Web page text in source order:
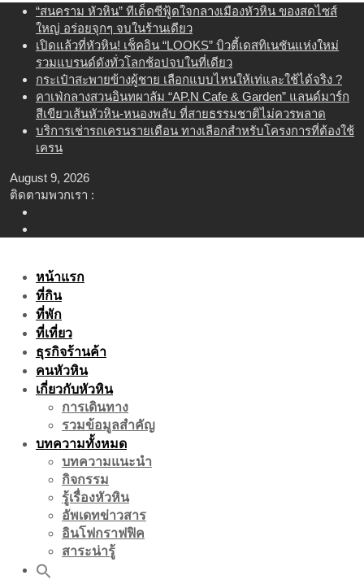
content
“สนคราม หัวหิน” ทีเด็ดซีฟู้ดใจกลางเมืองหัวหิน ของสดไซส์
ใหญ่ อร่อยจุกๆ จบในร้านเดียว
เปิดแล้วที่หัวหิน! เช็คอิน “LOOKS” บิวตี้เดสทิเนชันแห่งใหม่
รวมแบรนด์ดังทั่วโลกช้อปจบในที่เดียว
กระเป๋าสะพายข้างผู้ชาย เลือกแบบไหนให้เท่และใช้ได้จริง ?
คาเฟ่กลางสวนอินทผาลัม “AP.N Cafe & Garden” แลนด์มาร์ก
สีเขียวเส้นหัวหิน-หนองพลับ ที่สายธรรมชาติไม่ควรพลาด
บริการเช่ารถเครนรายเดือน ทางเลือกสำหรับโครงการที่ต้องใช้
เครน
August 9, 2026
ติดตามพวกเรา :
หน้าแรก
ที่กิน
ที่พัก
ที่เที่ยว
ธุรกิจร้านค้า
คนหัวหิน
เกี่ยวกับหัวหิน
การเดินทาง
รวมข้อมูลสำคัญ
บทความทั้งหมด
บทความแนะนำ
กิจกรรม
รู้เรื่องหัวหิน
อัพเดทข่าวสาร
อินโฟกราฟฟิค
สาระน่ารู้